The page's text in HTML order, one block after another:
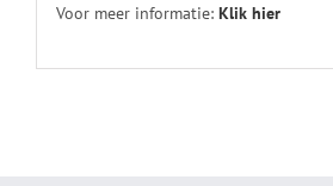
Voor meer informatie: Klik hier